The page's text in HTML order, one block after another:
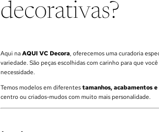
decorativas?
Aqui naAQUI VC Decora, oferecemos uma curadoria
variedade. São peças escolhidas com carinho para que
necessidade.
Temos modelos em diferentestamanhos, acabamentos e
centro ou criados-mudos com muito mais personalidade.